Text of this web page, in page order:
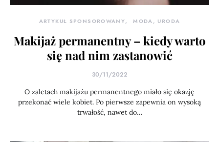
ARTYKUŁ SPONSOROWANY MODA, URODA
Makijaż permanentny – kiedy warto
się nad nim zastanowić
30/11/2022
O zaletach makijażu permanentnego miało się okazję
przekonać wiele kobiet. Po pierwsze zapewnia on wysoką
trwałość, nawet do…